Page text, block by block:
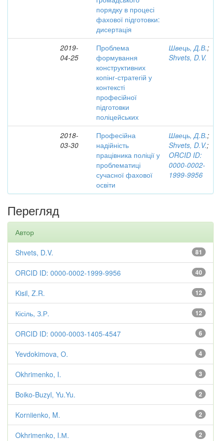
порядку в процесі
фахової підготовки:
дисертація
2019-
04-25
Проблема
формування
конструктивних
копінг-стратегій у
контексті
професійної
підготовки
поліцейських
Швець, Д.В.;
Shvets, D.V.
2018-
03-30
Професійна
надійність
працівника поліції у
проблематиці
сучасної фахової
освіти
Швець, Д.В.;
Shvets, D.V.;
ORCID ID:
0000-0002-
1999-9956
Перегляд
Автор
81
Shvets, D.V.
40
ORCID ID: 0000-0002-1999-9956
12
Kisil, Z.R.
12
Кісіль, З.Р.
6
ORCID ID: 0000-0003-1405-4547
4
Yevdokimova, O.
3
Okhrimenko, I.
2
Boiko-Buzyl, Yu.Yu.
2
Korniienko, M.
2
Okhrimenko, I.М.